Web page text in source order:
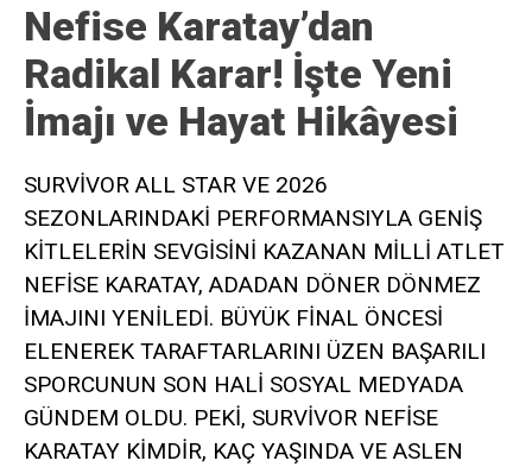
Nefise Karatay’dan
Radikal Karar! İşte Yeni
İmajı ve Hayat Hikâyesi
SURVİVOR ALL STAR VE 2026
SEZONLARINDAKİ PERFORMANSIYLA GENİŞ
KİTLELERİN SEVGİSİNİ KAZANAN MİLLİ ATLET
NEFİSE KARATAY, ADADAN DÖNER DÖNMEZ
İMAJINI YENİLEDİ. BÜYÜK FİNAL ÖNCESİ
ELENEREK TARAFTARLARINI ÜZEN BAŞARILI
SPORCUNUN SON HALİ SOSYAL MEDYADA
GÜNDEM OLDU. PEKİ, SURVİVOR NEFİSE
KARATAY KİMDİR, KAÇ YAŞINDA VE ASLEN